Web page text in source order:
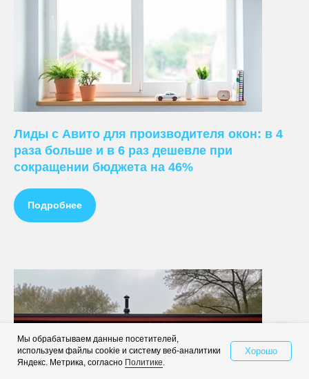
Лиды с Авито для производителя окон: в 4
раза больше и в 6 раз дешевле при
сокращении бюджета на 46%
Подробнее
Свяжитесь с нами
Мы обрабатываем данные посетителей,
используем файлы cookie и систему веб-аналитики
Яндекс. Метрика, согласно Политике.
Хорошо